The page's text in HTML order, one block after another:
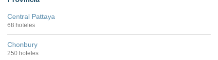
Central Pattaya
68 hoteles
Chonbury
250 hoteles